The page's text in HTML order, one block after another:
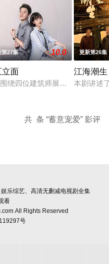
少年失踪......长安怪事扎堆？
第27集 10.0
立面
绕四位建筑师展开，讲述了他
更新第26集
江海潮生
本剧讲述
共 条 “蓄意宠爱” 影评
乐综艺、高清无删减电视剧全集
看
All Rights Reserved
号